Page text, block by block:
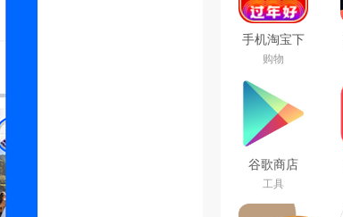
手机淘宝下
载2026app
最新版
购物
谷歌商店
google play
store最新版
本下载
工具